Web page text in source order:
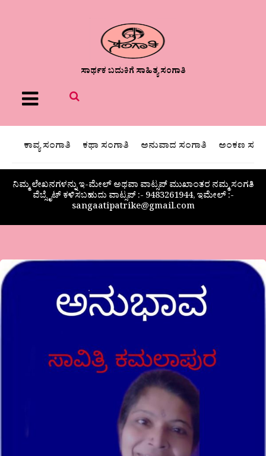
ಸಾರ್ಥಕ ಬದುಕಿಗೆ ಸಾಹಿತ್ಯ ಸಂಗಾತಿ
Menu
ಕಾವ್ಯ ಸಂಗಾತಿ ಕಥಾ ಸಂಗಾತಿ ಅನುವಾದ ಸಂಗಾತಿ ಅಂಕಣ
ನಿಮ್ಮ ಲೇಖನಗಳನ್ನು ಇ-ಮೇಲ್ ಅಥವಾ ವಾಟ್ಸಪ್ ಮುಖಾಂತರ ನಮ್ಮ ಸಂಗತಿ
ವೆಬ್ಸೈಟ್ ಕಳಿಸಬಹುದು ವಾಟ್ಸಪ್‌ :- 9483261944, ಇಮೇಲ್ :-
sangaatipatrike@gmail.com